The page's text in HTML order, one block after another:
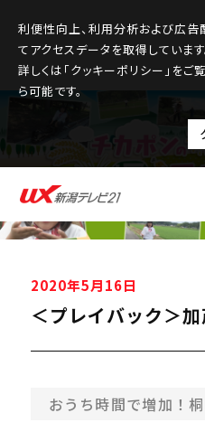
利便性向上、利用分析および広
てアクセスデータを取得しています
詳しくは「クッキーポリシー」をご
ら可能です。
2020年5月16日
＜プレイバック＞
おうち時間で増加！